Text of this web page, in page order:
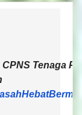
Tenaga